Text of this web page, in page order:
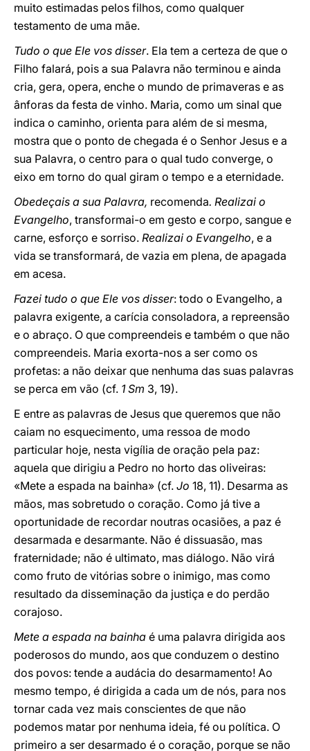
muito estimadas pelos filhos, como qualquer
testamento de uma mãe.
Tudo o que Ele vos disser. Ela tem a certeza de que o
Filho falará, pois a sua Palavra não terminou e ainda
cria, gera, opera, enche o mundo de primaveras e as
ânforas da festa de vinho. Maria, como um sinal que
indica o caminho, orienta para além de si mesma,
mostra que o ponto de chegada é o Senhor Jesus e a
sua Palavra, o centro para o qual tudo converge, o
eixo em torno do qual giram o tempo e a eternidade.
Obedeçais a sua Palavra, recomenda. Realizai o
Evangelho, transformai-o em gesto e corpo, sangue e
carne, esforço e sorriso. Realizai o Evangelho, e a
vida se transformará, de vazia em plena, de apagada
em acesa.
Fazei tudo o que Ele vos disser: todo o Evangelho, a
palavra exigente, a carícia consoladora, a repreensão
e o abraço. O que compreendeis e também o que não
compreendeis. Maria exorta-nos a ser como os
profetas: a não deixar que nenhuma das suas palavras
se perca em vão (cf. 1 Sm 3, 19).
E entre as palavras de Jesus que queremos que não
caiam no esquecimento, uma ressoa de modo
particular hoje, nesta vigília de oração pela paz:
aquela que dirigiu a Pedro no horto das oliveiras:
«Mete a espada na bainha» (cf. Jo 18, 11). Desarma as
mãos, mas sobretudo o coração. Como já tive a
oportunidade de recordar noutras ocasiões, a paz é
desarmada e desarmante. Não é dissuasão, mas
fraternidade; não é ultimato, mas diálogo. Não virá
como fruto de vitórias sobre o inimigo, mas como
resultado da disseminação da justiça e do perdão
corajoso.
Mete a espada na bainha é uma palavra dirigida aos
poderosos do mundo, aos que conduzem o destino
dos povos: tende a audácia do desarmamento! Ao
mesmo tempo, é dirigida a cada um de nós, para nos
tornar cada vez mais conscientes de que não
podemos matar por nenhuma ideia, fé ou política. O
primeiro a ser desarmado é o coração, porque se não